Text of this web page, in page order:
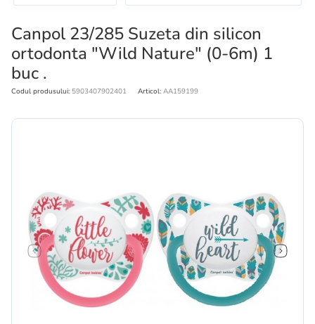
Canpol 23/285 Suzeta din silicon
ortodonta "Wild Nature" (0-6m) 1
buc .
Codul produsului: 5903407902401 Articol: AA159199